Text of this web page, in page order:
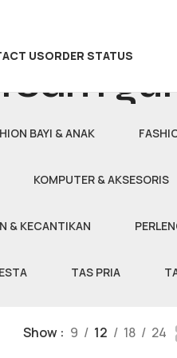
USORDER STATUS
BAYI & ANAK
KOMPUTER & AKSESORIS
& KECANTIKAN
TAS PRIA
Show 9 12 18 24